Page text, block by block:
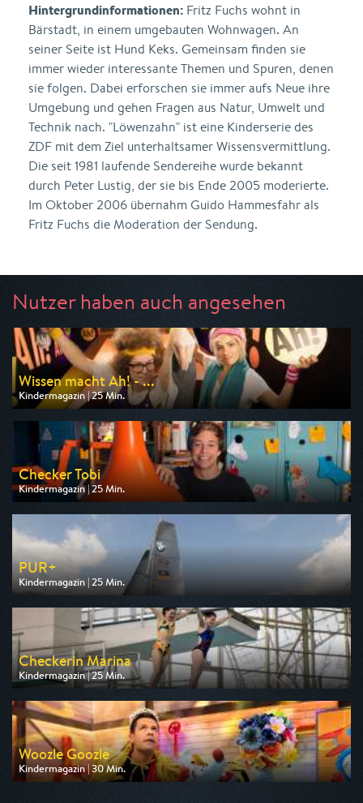
Hintergrundinformationen: Fritz Fuchs wohnt in
Bärstadt, in einem umgebauten Wohnwagen. An
seiner Seite ist Hund Keks. Gemeinsam finden sie
immer wieder interessante Themen und Spuren, denen
sie folgen. Dabei erforschen sie immer aufs Neue ihre
Umgebung und gehen Fragen aus Natur, Umwelt und
Technik nach. "Löwenzahn" ist eine Kinderserie des
ZDF mit dem Ziel unterhaltsamer Wissensvermittlung.
Die seit 1981 laufende Sendereihe wurde bekannt
durch Peter Lustig, der sie bis Ende 2005 moderierte.
Im Oktober 2006 übernahm Guido Hammesfahr als
Fritz Fuchs die Moderation der Sendung.
Nutzer haben auch angesehen
Wissen macht Ah! - ...
Kindermagazin | 25 Min.
Ausgestrahlt von ARD
am 08.08.2026, 08:20
Checker Tobi
Kindermagazin | 25 Min.
Ausgestrahlt von ARD
am 08.08.2026, 07:55
PUR+
Kindermagazin | 25 Min.
Ausgestrahlt von KiKA
am 09.08.2026, 19:25
Checkerin Marina
Kindermagazin | 25 Min.
Ausgestrahlt von KiKA
am 08.08.2026, 19:25
Woozle Goozle
Kindermagazin | 30 Min.
Ausgestrahlt von Super RTL